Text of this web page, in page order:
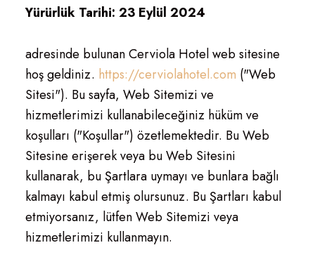
Yürürlük Tarihi: 23 Eylül 2024
adresinde bulunan Cerviola Hotel web sitesine
hoş geldiniz. https://cerviolahotel.com ("Web
Sitesi"). Bu sayfa, Web Sitemizi ve
hizmetlerimizi kullanabileceğiniz hüküm ve
koşulları ("Koşullar") özetlemektedir. Bu Web
Sitesine erişerek veya bu Web Sitesini
kullanarak, bu Şartlara uymayı ve bunlara bağlı
kalmayı kabul etmiş olursunuz. Bu Şartları kabul
etmiyorsanız, lütfen Web Sitemizi veya
hizmetlerimizi kullanmayın.